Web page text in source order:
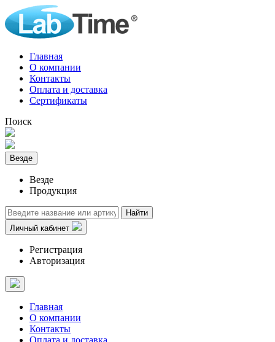
Главная
О компании
Контакты
Оплата и доставка
Сертификаты
Поиск
Везде
Везде
Продукция
Найти
Личный кабинет
Регистрация
Авторизация
Главная
О компании
Контакты
Оплата и доставка